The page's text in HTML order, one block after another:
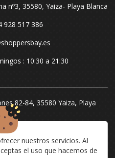
nuestros servicios. Al
el uso que hacemos de
nº3, 35580, Yaiza- Playa Blanca
928 517 386
: 10:30 a 21:30
82-84, 35580 Yaiza, Playa
928 519 616